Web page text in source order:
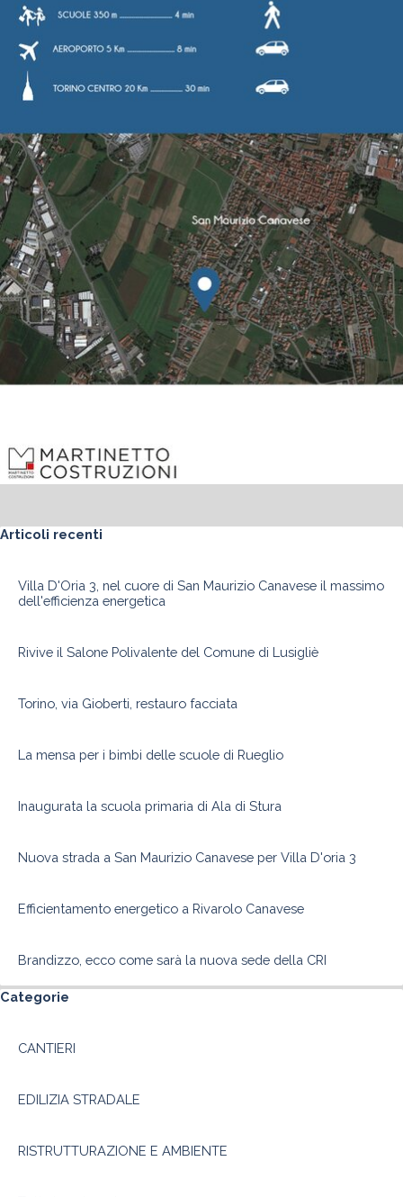
Salta blocco Articoli recenti
Articoli recenti
Villa D'Oria 3, nel cuore di San Maurizio Canavese il massimo
dell'efficienza energetica
Rivive il Salone Polivalente del Comune di Lusigliè
Torino, via Gioberti, restauro facciata
La mensa per i bimbi delle scuole di Rueglio
Inaugurata la scuola primaria di Ala di Stura
Nuova strada a San Maurizio Canavese per Villa D'oria 3
Efficientamento energetico a Rivarolo Canavese
Brandizzo, ecco come sarà la nuova sede della CRI
Salta blocco Categorie
Categorie
CANTIERI
EDILIZIA STRADALE
RISTRUTTURAZIONE E AMBIENTE